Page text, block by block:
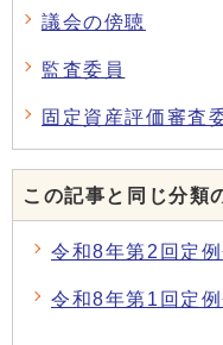
議会の傍聴
監査委員
固定資産評価審査
この記事と同じ分類
令和8年第2回定
令和8年第1回定